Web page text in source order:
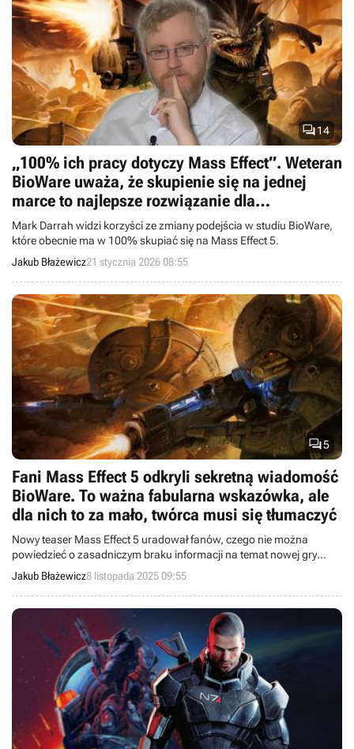
14
„100% ich pracy dotyczy Mass Effect”. Weteran
BioWare uważa, że skupienie się na jednej
marce to najlepsze rozwiązanie dla
zasłużonego studia
Mark Darrah widzi korzyści ze zmiany podejścia w studiu BioWare,
które obecnie ma w 100% skupiać się na Mass Effect 5.
Jakub Błażewicz21 stycznia 2026 08:55
5
Fani Mass Effect 5 odkryli sekretną wiadomość
BioWare. To ważna fabularna wskazówka, ale
dla nich to za mało, twórca musi się tłumaczyć
Nowy teaser Mass Effect 5 uradował fanów, czego nie można
powiedzieć o zasadniczym braku informacji na temat nowej gry
studia BioWare.
Jakub Błażewicz8 listopada 2025 09:55